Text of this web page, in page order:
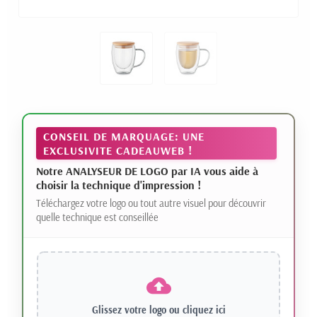
CONSEIL DE MARQUAGE: UNE
EXCLUSIVITE CADEAUWEB !
Notre ANALYSEUR DE LOGO par IA vous aide à
choisir la technique d'impression !
Téléchargez votre logo ou tout autre visuel pour découvrir
quelle technique est conseillée
Glissez votre logo ou cliquez ici